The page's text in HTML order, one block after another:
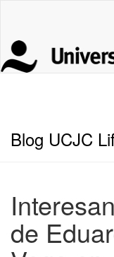
Blog UCJC
de